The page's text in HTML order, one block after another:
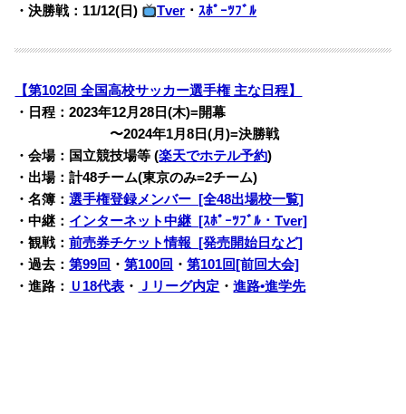
・決勝戦：11/12(日)
Tver ・ｽﾎﾟｰﾂﾌﾞﾙ
【第102回 全国高校サッカー選手権 主な日程】
・日程：2023年12月28日(木)=開幕
・・・・・・・〜2024年1月8日(月)=決勝戦
・会場：国立競技場等 (楽天でホテル予約)
・出場：計48チーム(東京のみ=2チーム)
・名簿：選手権登録メンバー [全48出場校一覧]
・中継： インターネット中継 [ｽﾎﾟｰﾂﾌﾞﾙ・Tver]
・観戦：前売券チケット情報 [発売開始日など]
・過去：第99回 ・第100回 ・第101回[前回大会]
・進路：
Ｕ18代表 ・ Ｊリーグ内定 ・進路•進学先